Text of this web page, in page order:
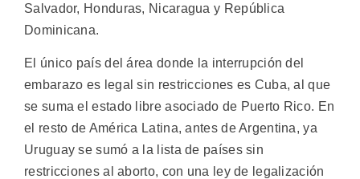
Salvador, Honduras, Nicaragua y República
Dominicana.
El único país del área donde la interrupción del
embarazo es legal sin restricciones es Cuba, al que
se suma el estado libre asociado de Puerto Rico. En
el resto de América Latina, antes de Argentina, ya
Uruguay se sumó a la lista de países sin
restricciones al aborto, con una ley de legalización